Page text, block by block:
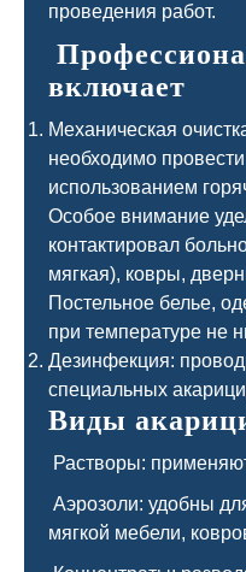
проведения работ.
включает
Механическая
необходимо
использованием
Особое внимание
контактировал
мягкая), ковры,
Постельное белье,
при температуре не
Дезинфекция:
специальных
Виды
Растворы:
Аэрозоли: удобны
мягкой мебели,